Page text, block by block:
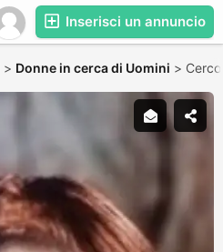
Inserisci un annuncio
> Donne in cerca di Uomini >